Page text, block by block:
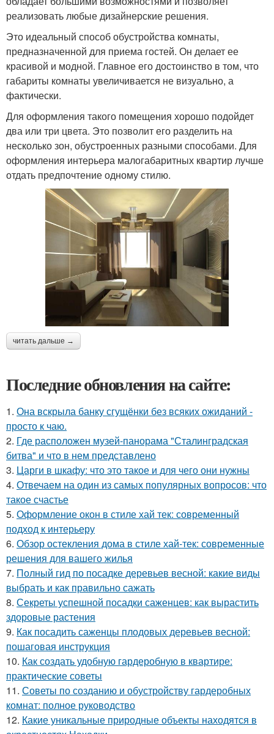
реализовать любые дизайнерские решения.
Это идеальный способ обустройства комнаты,
предназначенной для приема гостей. Он делает ее
красивой и модной. Главное его достоинство в том, что
габариты комнаты увеличивается не визуально, а
фактически.
Для оформления такого помещения хорошо подойдет
два или три цвета. Это позволит его разделить на
несколько зон, обустроенных разными способами. Для
оформления интерьера малогабаритных квартир лучше
отдать предпочтение одному стилю.
читать дальше →
Последние обновления на сайте:
1. Она вскрыла банку сгущёнки без всяких ожиданий -
просто к чаю.
2. Где расположен музей-панорама "Сталинградская
битва" и что в нем представлено
3. Царги в шкафу: что это такое и для чего они нужны
4. Отвечаем на один из самых популярных вопросов: что
такое счастье
5. Оформление окон в стиле хай тек: современный
подход к интерьеру
6. Обзор остекления дома в стиле хай-тек: современные
решения для вашего жилья
7. Полный гид по посадке деревьев весной: какие виды
выбрать и как правильно сажать
8. Секреты успешной посадки саженцев: как вырастить
здоровые растения
9. Как посадить саженцы плодовых деревьев весной:
пошаговая инструкция
10. Как создать удобную гардеробную в квартире:
практические советы
11. Советы по созданию и обустройству гардеробных
комнат: полное руководство
12. Какие уникальные природные объекты находятся в